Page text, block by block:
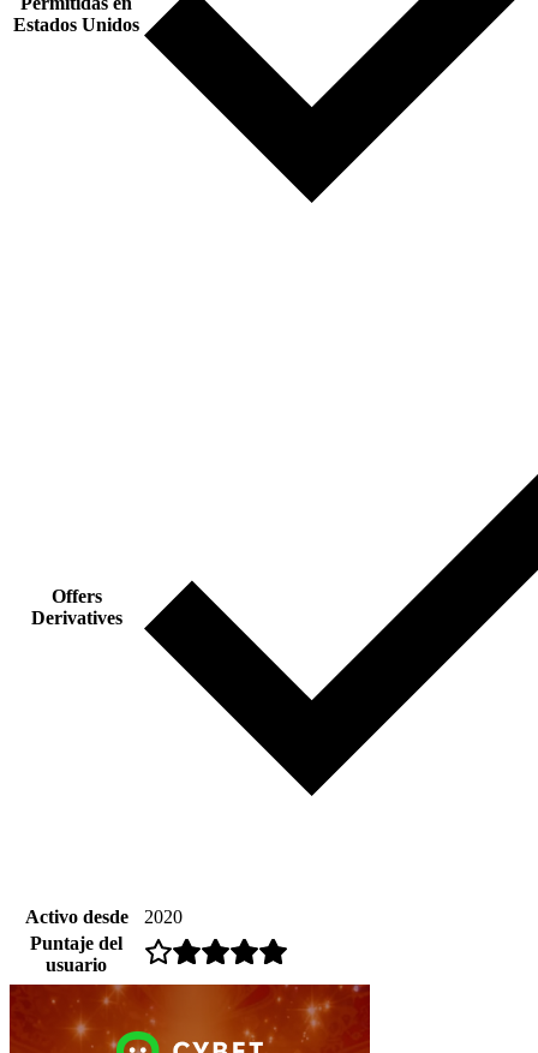
Estados Unidos
Offers
Derivatives
Activo desde
2020
Puntaje del
usuario